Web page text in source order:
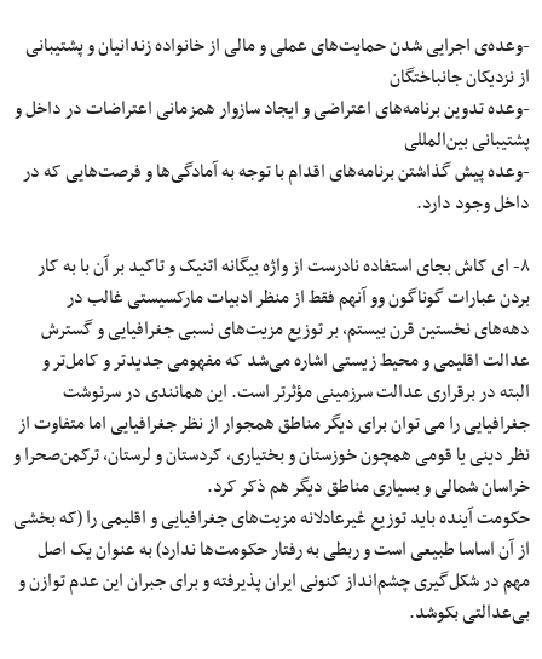
-وعده‌ی اجرایی شدن حمایت‌های عملی و مالی از خانواده زندانیان و پشتیبانی
از نزدیکان جانباختگان
-وعده تدوین برنامه‌های اعتراضی و ایجاد سازوار همزمانی اعتراضات در داخل و
پشتیبانی بین‌المللی
-وعده پیش گذاشتن برنامه‌های اقدام با توجه به آمادگی‌ها و فرصت‌هایی که در
داخل وجود دارد.
۸- ای کاش بجای استفاده نادرست از واژه بیگانه اتنیک و تاکید بر آن با به‌ کار
بردن عبارات گوناگون وو آنهم فقط از منظر ادبیات مارکسیستی غالب در
دهه‌های نخستین قرن بیستم، بر توزیع مزیت‌های نسبی جغرافیایی و گسترش
عدالت اقلیمی و محیط زیستی اشاره می‌شد که مفهومی جدیدتر و کامل‌تر و
البته در برقراری عدالت سرزمینی مؤثرتر است. این همانندی در سرنوشت
جغرافیایی را می‌ توان برای دیگر مناطق همجوار از نظر جغرافیایی اما متفاوت از
نظر دینی یا قومی همچون خوزستان و بختیاری، کردستان و لرستان، ترکمن‌صحرا و
خراسان شمالی و بسیاری مناطق دیگر هم ذکر کرد.
حکومت آینده باید توزیع غیرعادلانه مزیت‌های جغرافیایی و اقلیمی را (که بخشی
از آن اساسا طبیعی است و ربطی به رفتار حکومت‌ها ندارد) به عنوان یک اصل
مهم در شکل‌گیری چشم‌انداز کنونی ایران پذیرفته و برای جبران این عدم توازن و
بی‌عدالتی بکوشد.